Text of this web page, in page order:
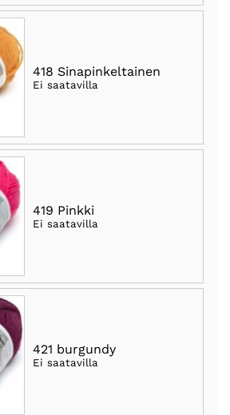
418 Sinapinkeltainen
Ei saatavilla
419 Pinkki
Ei saatavilla
421 burgundy
Ei saatavilla